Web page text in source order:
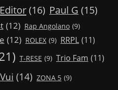
(16) Paul G (15)
(12) Rap Angolano (9)
(12) ROLEX (9) RRPL (11)
T-RESE (9) Trio Fam (11)
(14) ZONA 5 (9)